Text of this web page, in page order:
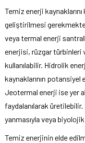
Temiz enerji
geliştirilmesi
veya termal enerji
enerjisi, rüzgar türbinleri
kullanılabilir. Hidrolik
kaynaklarının
Jeotermal enerji ise yer
faydalanılarak
yanmasıyla veya
Temiz enerjinin elde